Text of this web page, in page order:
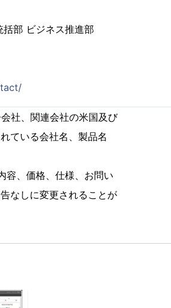
部 ビジネス推進部
社、関連会社の米国及び
ている会社名、製品名
容、価格、仕様、お問い
なしに変更されることが